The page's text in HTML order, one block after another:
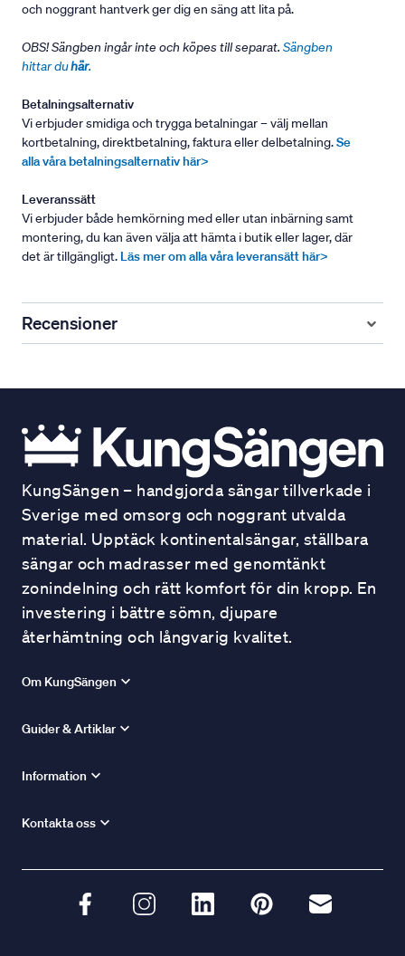
och noggrant hantverk ger dig en säng att lita på.
OBS! Sängben ingår inte och köpes till separat. Sängben
hittar duhär.
Betalningsalternativ
Vi erbjuder smidiga och trygga betalningar – välj mellan
kortbetalning, direktbetalning, faktura eller delbetalning.Se
alla våra betalningsalternativ här>
Leveranssätt
Vi erbjuder både hemkörning med eller utan inbärning samt
montering, du kan även välja att hämta i butik eller lager, där
det är tillgängligt. Läs mer om alla våra leveransätt här>
Recensioner
KungSängen – handgjorda sängar tillverkade i
Sverige med omsorg och noggrant utvalda
material. Upptäck kontinentalsängar, ställbara
sängar och madrasser med genomtänkt
zonindelning och rätt komfort för din kropp. En
investering i bättre sömn, djupare
återhämtning och långvarig kvalitet.
Om KungSängen
Guider & Artiklar
Information
Kontakta oss